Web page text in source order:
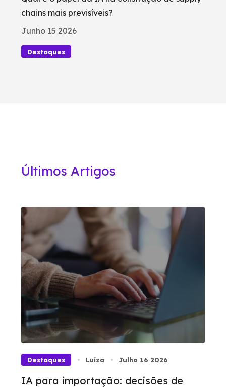
chains mais previsíveis?
Junho 15 2026
Destaques
Últimos Artigos
Destaques Luíza Julho 16 2026
IA para importação: decisões de